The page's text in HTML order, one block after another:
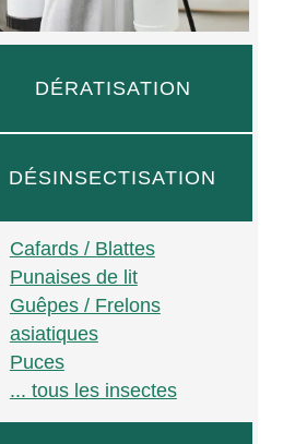
DÉRATISATION
DÉSINSECTISATION
Cafards / Blattes
Punaises de lit
Guêpes / Frelons
asiatiques
Puces
... tous les insectes